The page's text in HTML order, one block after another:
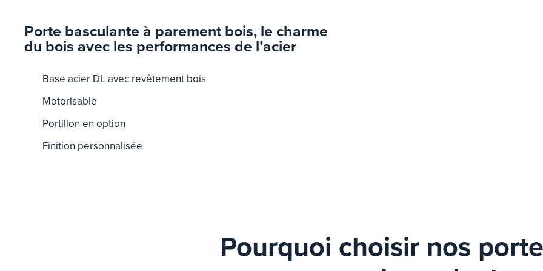
Porte basculante à parement bois, le charme
du bois avec les performances de l’acier
Base acier DL avec revêtement bois
Motorisable
Portillon en option
Finition personnalisée
Pourquoi choisir nos